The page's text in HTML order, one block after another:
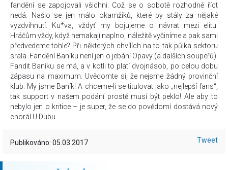
fandění se zapojovali všichni. Což se o sobotě rozhodně říct
nedá. Našlo se jen málo okamžiků, které by stály za nějaké
vyzdvihnutí. Ku*va, vždyť my bojujeme o návrat mezi elitu.
Hráčům vždy, když nemakají naplno, náležitě vyčiníme a pak sami
předvedeme tohle? Při některých chvílích na to tak půlka sektoru
srala. Fandění Baníku není jen o jebání Opavy (a dalších soupeřů).
Fandit Baníku se má, a v kotli to platí dvojnásob, po celou dobu
zápasu na maximum. Uvědomte si, že nejsme žádný provinční
klub. My jsme Baník! A chceme-li se titulovat jako „nejlepší fans“,
tak support v našem podání prostě musí být peklo! Ale aby to
nebylo jen o kritice – je super, že se do povědomí dostává nový
chorál U Dubu.
Publikováno: 05.03.2017 Tweet